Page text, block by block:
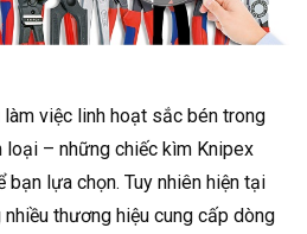
việc linh hoạt sắc bén trong
– những chiếc kìm Knipex
bạn lựa chọn. Tuy nhiên hiện tại
thương hiệu cung cấp dòng